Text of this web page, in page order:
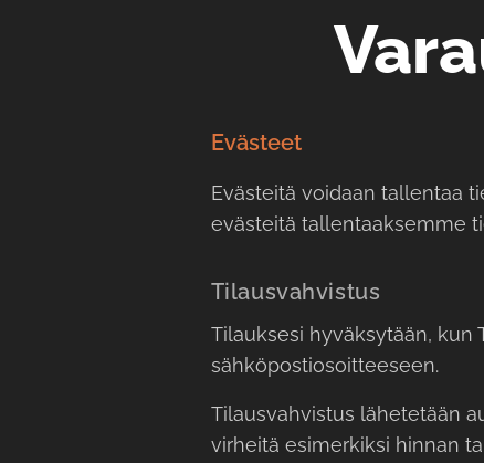
Evästeet
Evästeitä voidaan tallentaa
evästeitä tallentaaksemme
Tilausvahvistus
Tilauksesi hyväksytään, kun
sähköpostiosoitteeseen.
Tilausvahvistus lähetetään
virheitä esimerkiksi hinnan